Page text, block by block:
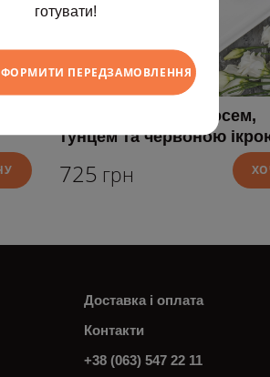
Рол без рису з лососем,
тунцем та червоною
725 грн
Доставка і оплата
Контакти
+38 (063) 547 22 11
готувати!
ПЕРЕДЗАМОВЛЕННЯ